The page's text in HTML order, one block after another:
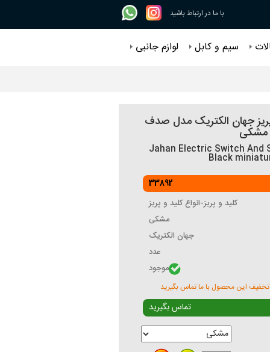
با ما در ارتباط باشید
سیم و کابل لوازم جانبی
جهان الکتریک مدل صدف
مشکی
Jahan Electric Switch And
Black
33892
کلید و پریز-انواع کلید و پریز
مشکی
جهان الکتریک
عدد
موجود
این محصول با ما تماس بگیرید
تماس بگیرید